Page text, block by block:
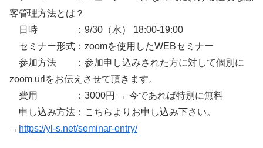
客管理方法とは？
日時 ：9/30（水） 18:00-19:00
セミナー形式：zoomを使用したWEBセミナー
参加方法 ：参加申し込みされた方に対して個別に
zoom urlをお伝えさせて頂きます。
費用 ： 3000円 → 今であれば特別に無料
申し込み方法：こちらよりお申し込み下さい。
→ https://yl-s.net/seminar-entry/